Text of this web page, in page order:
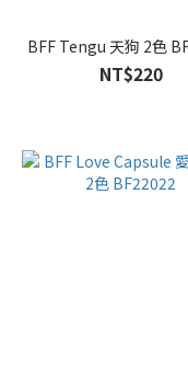
BFF Tengu 天狗 2色
NT$220